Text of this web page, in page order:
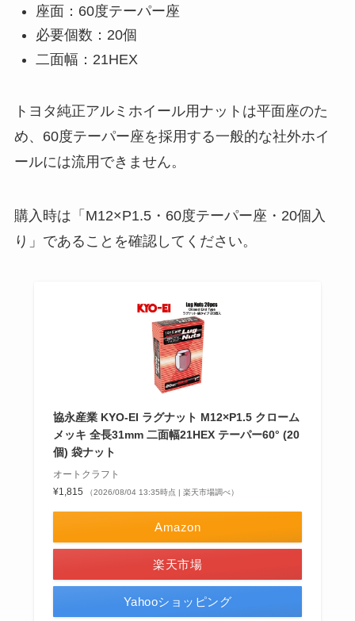
座面：60度テーパー座
必要個数：20個
二面幅：21HEX
トヨタ純正アルミホイール用ナットは平面座のた
め、60度テーパー座を採用する一般的な社外ホイ
ールには流用できません。
購入時は「M12×P1.5・60度テーパー座・20個入
り」であることを確認してください。
協永産業 KYO-EI ラグナット M12×P1.5 クローム
メッキ 全長31mm 二面幅21HEX テーパー60° (20
個) 袋ナット
オートクラフト
¥1,815
（2026/08/04 13:35時点 | 楽天市場調べ）
Amazon
楽天市場
Yahooショッピング